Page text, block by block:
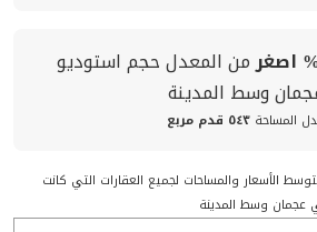
اصغرمن المعدلحجم استوديو
وسط المدينة
المساحة ٥٤٣ قدم مربع
الأسعار والمساحات لجميع العقارات التي كانت
عجمان وسط المدينة